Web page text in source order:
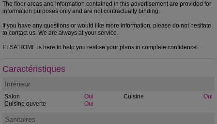
The floor areas and information contained in this advertisement are provided for
information purposes only and are not contractually binding.
If you have any questions or would like more information, please do not hesitate
to contact us. We are always at your service.
ELSA'HOME is here to help you realise your plans in complete confidence.
Caractéristiques
Intérieur
Salon Oui Cuisine
Oui
Cuisine ouverte
Oui
Sanitaires